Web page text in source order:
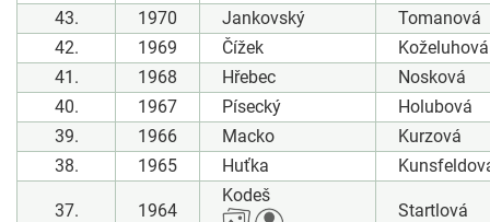
43.
1970 Jankovský
Tomanová
42.
1969 Čížek
Koželuhová
41.
1968 Hřebec
Nosková
40.
1967 Písecký
Holubová
39.
1966 Macko
Kurzová
38.
1965 Huťka
37. 1964
Kodeš
Startlová